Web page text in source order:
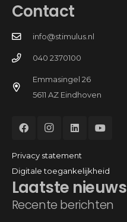
Laatste nieuws
Recente berichten
Contact
info@stimulus.nl
040 2370100
Emmasingel 26
5611 AZ Eindhoven
Privacy statement
Digitale toegankelijkheid